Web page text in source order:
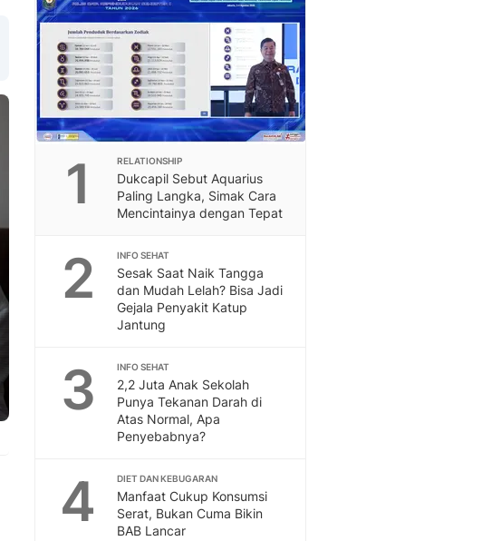
1 RELATIONSHIP
Dukcapil Sebut Aquarius
Paling Langka, Simak Cara
Mencintainya dengan Tepat
2 INFO SEHAT
Sesak Saat Naik Tangga
dan Mudah Lelah? Bisa Jadi
Gejala Penyakit Katup
Jantung
3 INFO SEHAT
2,2 Juta Anak Sekolah
Punya Tekanan Darah di
Atas Normal, Apa
Penyebabnya?
4 DIET DAN KEBUGARAN
Manfaat Cukup Konsumsi
Serat, Bukan Cuma Bikin
BAB Lancar